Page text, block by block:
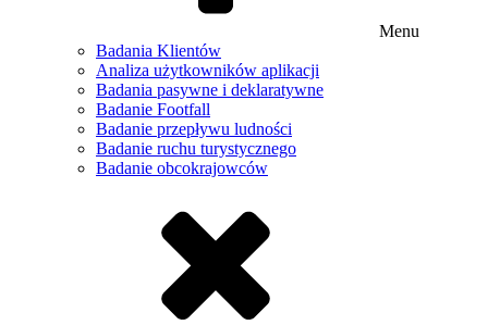
Menu
Badania Klientów
Analiza użytkowników aplikacji
Badania pasywne i deklaratywne
Badanie Footfall
Badanie przepływu ludności
Badanie ruchu turystycznego
Badanie obcokrajowców